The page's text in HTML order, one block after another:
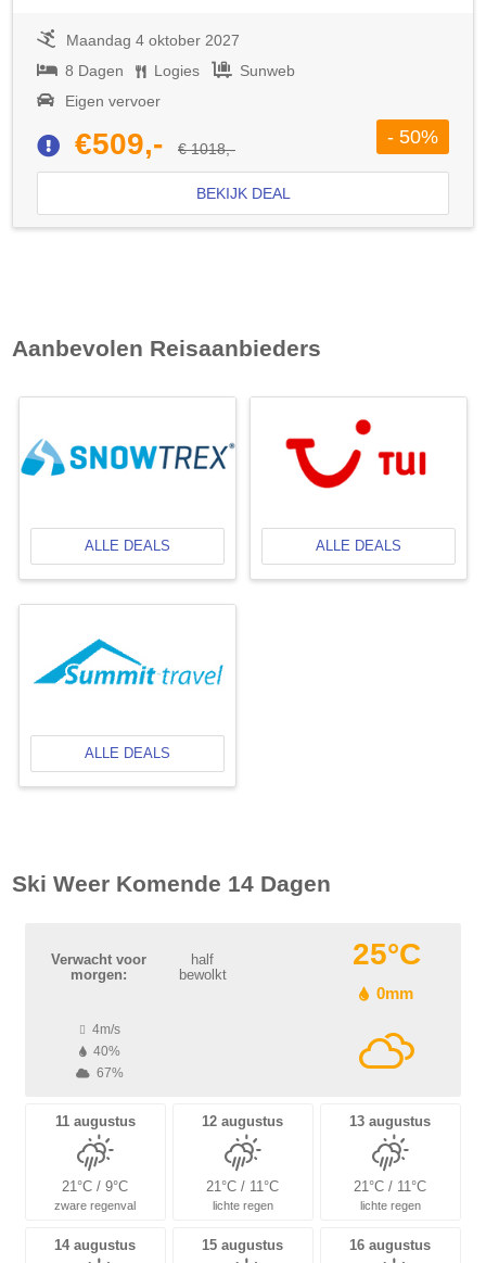
Maandag 4 oktober 2027
8 Dagen
Logies
Sunweb
Eigen vervoer
€509,- € 1018,-
- 50%
BEKIJK DEAL
Aanbevolen Reisaanbieders
ALLE DEALS ALLE DEALS
ALLE DEALS
Ski Weer Komende 14 Dagen
Verwacht voor
morgen:
half
bewolkt
25°C
0mm
4m/s
40%
67%
11 augustus
21°C / 9°C
zware regenval
12 augustus
21°C / 11°C
lichte regen
13 augustus
21°C / 11°C
lichte regen
14 augustus 15 augustus 16 augustus